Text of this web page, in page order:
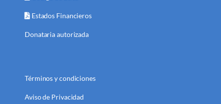
Estados Financieros
Donataria autorizada
Términos y condiciones
Aviso de Privacidad